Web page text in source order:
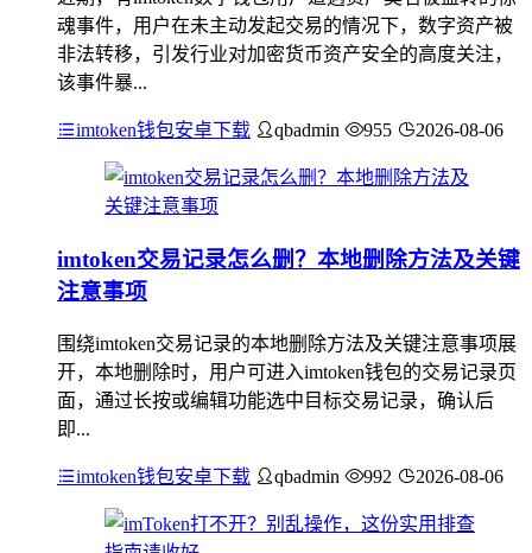
魂事件，用户在未主动发起交易的情况下，数字资产被
非法转移，引发行业对加密货币资产安全的高度关注，
该事件暴...
imtoken钱包安卓下载 qbadmin 955 2026-08-06
imtoken交易记录怎么删？本地删除方法及关键
注意事项
围绕imtoken交易记录的本地删除方法及关键注意事项展
开，本地删除时，用户可进入imtoken钱包的交易记录页
面，通过长按或编辑功能选中目标交易记录，确认后
即...
imtoken钱包安卓下载 qbadmin 992 2026-08-06